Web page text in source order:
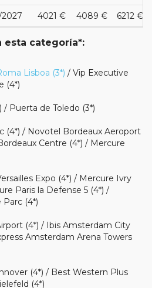
4021 € 4089 € 6212 €
esta categoría*:
Lisboa (3*) / Vip Executive
(4*)
/ Puerta de Toledo (3*)
(4*) / Novotel Bordeaux Aeroport
Centre (4*) / Mercure
Expo (4*) / Mercure Ivry
Paris la Defense 5 (4*) /
(4*)
(4*) / Ibis Amsterdam City
Amsterdam Arena Towers
(4*) / Best Western Plus
(4*)